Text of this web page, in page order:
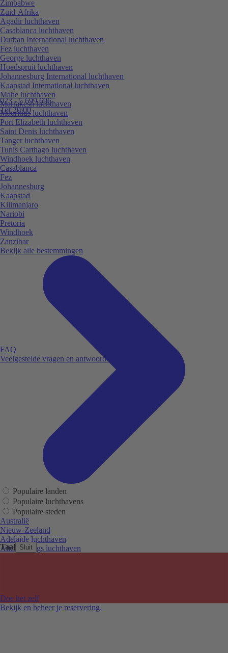
Taal Sluit
023 - 5 699 696
Tot 20:00
FAQ
Veelgestelde vragen en antwoorden.
Doe het zelf
Bekijk en beheer je reservering.
Zimbabwe
Zuid-Afrika
Agadir luchthaven
Casablanca luchthaven
Durban International luchthaven
Fez luchthaven
George luchthaven
Hoedspruit luchthaven
Johannesburg International luchthaven
Kaapstad International luchthaven
Mahe luchthaven
Marrakesh luchthaven
Mauritius luchthaven
Port Elizabeth luchthaven
Saint Denis luchthaven
Tanger luchthaven
Tunis Carthago luchthaven
Windhoek luchthaven
Casablanca
Fez
Johannesburg
Kaapstad
Kilimanjaro
Nariobi
Pretoria
Windhoek
Zanzibar
Bekijk alle bestemmingen
Populaire landen
Populaire luchthavens
Populaire steden
Australië
Nieuw-Zeeland
Adelaide luchthaven
Alice Springs luchthaven
Melbourne Tullamarine luchthaven
Perth luchthaven
Sydney luchthaven